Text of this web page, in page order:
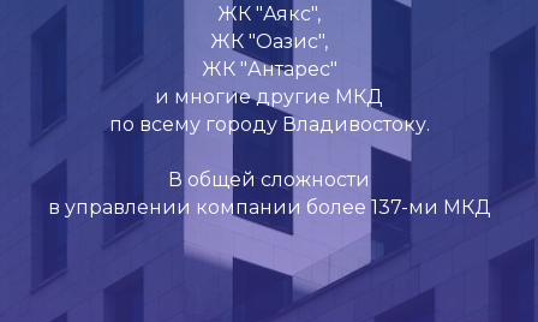
ЖК "Аякс",
ЖК "Оазис",
ЖК "Антарес"
и многие другие МКД
по всему городу Владивостоку.
В общей сложности
в управлении компании более 137-ми МКД